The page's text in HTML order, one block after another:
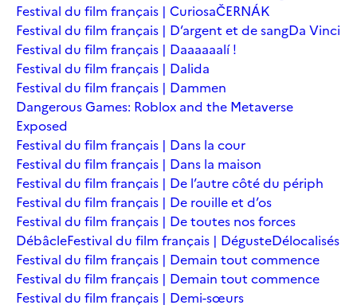
Festival du film français | CuriosaČERNÁK
Festival du film français | D’argent et de sangDa Vinci
Festival du film français | Daaaaaalí !
Festival du film français | Dalida
Festival du film français | Dammen
Dangerous Games: Roblox and the Metaverse
Exposed
Festival du film français | Dans la cour
Festival du film français | Dans la maison
Festival du film français | De l’autre côté du périph
Festival du film français | De rouille et d’os
Festival du film français | De toutes nos forces
DébâcleFestival du film français | DégusteDélocalisés
Festival du film français | Demain tout commence
Festival du film français | Demain tout commence
Festival du film français | Demi-sœurs